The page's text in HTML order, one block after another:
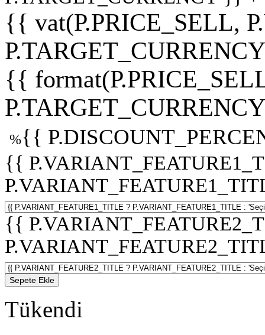
{{ vat(P.PRICE_SELL,
{{
%{{
{{
{{
Sepete Ekle
Tükendi